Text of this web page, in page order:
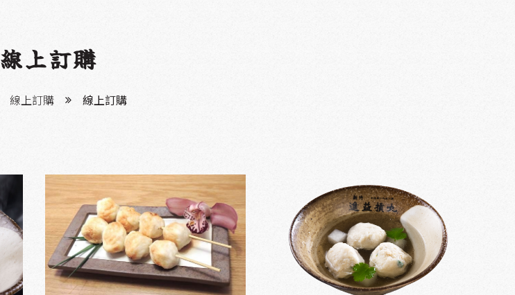
線上訂購
線上訂購 線上訂購